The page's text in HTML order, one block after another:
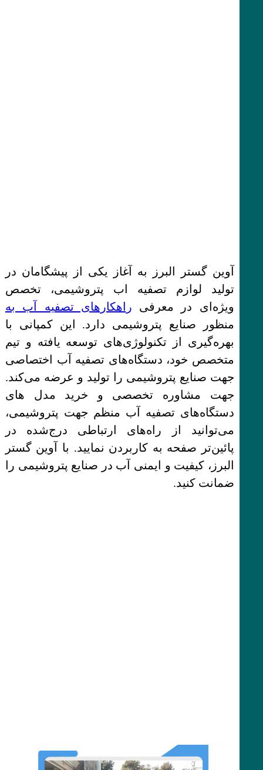
آوین گستر البرز به آغاز یکی از پیشگامان در
تولید لوازم تصفیه اب پتروشیمی، تخصص
ویژه‌ای در معرفی راهکارهای تصفیه آب به
منظور صنایع پتروشیمی دارد. این کمپانی با
بهره‌گیری از تکنولوژی‌های توسعه یافته و تیم
متخصص خود، دستگاه‌های تصفیه آب اختصاصی
جهت صنایع پتروشیمی را تولید و عرضه می‌کند.
جهت مشاوره تخصصی و خرید مدل های
دستگاه‌های تصفیه آب منظم جهت پتروشیمی،
می‌توانید از راه‌های ارتباطی درج‌شده در
پائین‌تر صفحه به کاربردن نمایید. با آوین گستر
البرز، کیفیت و ایمنی آب در صنایع پتروشیمی را
ضمانت کنید.